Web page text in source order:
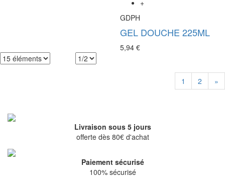
+
GDPH
GEL DOUCHE 225ML
5,94 €
1 2 »
Livraison sous 5 jours
offerte dès 80€ d'achat
Paiement sécurisé
100% sécurisé